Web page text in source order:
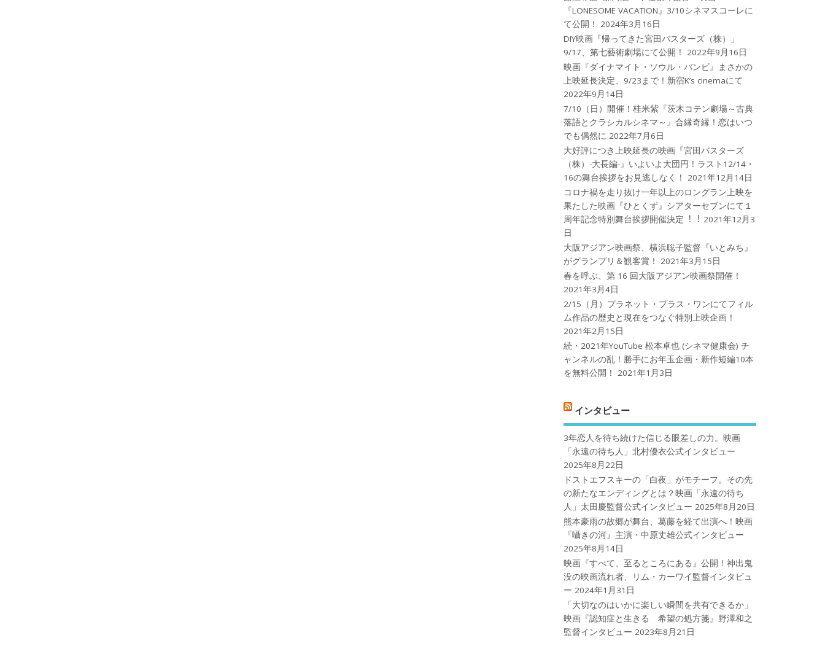
『LONESOME VACATION』3/10シネマスコーレに
て公開！
2024年3月16日
DIY映画『帰ってきた宮田バスターズ（株）」
9/17、第七藝術劇場にて公開！
2022年9月16日
映画『ダイナマイト・ソウル・バンビ』まさかの
上映延長決定、9/23まで！新宿K’s cinemaにて
2022年9月14日
7/10（日）開催！桂米紫『茨木コテン劇場～古典
落語とクラシカルシネマ～』合縁奇縁！恋はいつ
でも偶然に 2022年7月6日
大好評につき上映延長の映画『宮田バスターズ
（株）-大長編-』いよいよ大団円！ラスト12/14・
16の舞台挨拶をお見逃しなく！
2021年12月14日
コロナ禍を⾛り抜け⼀年以上のロングラン上映を
果たした映画『ひとくず』シアターセブンにて１
周年記念特別舞台挨拶開催決定︕︕ 2021年12月3
日
大阪アジアン映画祭、横浜聡子監督『いとみち』
がグランプリ＆観客賞！
2021年3月15日
春を呼ぶ、第 16 回大阪アジアン映画祭開催！
2021年3月4日
2/15（月）プラネット・プラス・ワンにてフィル
ム作品の歴史と現在をつなぐ特別上映企画！
2021年2月15日
続・2021年YouTube 松本卓也 (シネマ健康会) チ
ャンネルの乱！勝手にお年玉企画・新作短編10本
を無料公開！
2021年1月3日
インタビュー
3年恋人を待ち続けた信じる眼差しの力。映画
「永遠の待ち人」北村優衣公式インタビュー
2025年8月22日
ドストエフスキーの「白夜」がモチーフ。その先
の新たなエンディングとは？映画「永遠の待ち
人」太田慶監督公式インタビュー 2025年8月20日
熊本豪雨の故郷が舞台、葛藤を経て出演へ！映画
『囁きの河』主演・中原丈雄公式インタビュー
2025年8月14日
映画『すべて、至るところにある』公開！神出鬼
没の映画流れ者、リム・カーワイ監督インタビュ
ー 2024年1月31日
「大切なのはいかに楽しい瞬間を共有できるか」
映画『認知症と生きる 希望の処方箋』野澤和之
監督インタビュー 2023年8月21日